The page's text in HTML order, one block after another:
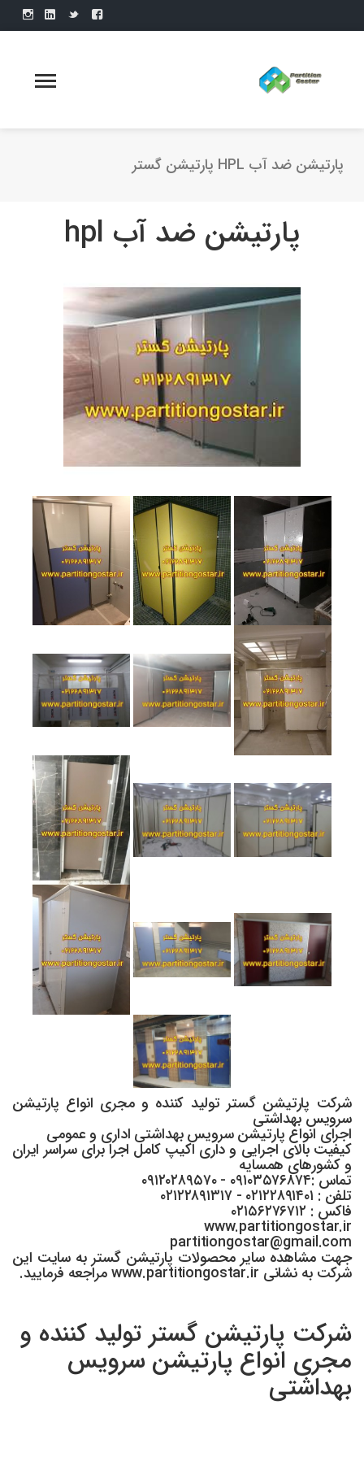
پارتیشن ضد آب HPL پارتیشن گستر
پارتیشن ضد آب hpl
شرکت پارتیشن گستر تولید کننده و مجری انواع پارتیشن
سرویس بهداشتی
اجرای انواع پارتیشن سرویس بهداشتی اداری و عمومی
کیفیت بالای اجرایی و داری اکیپ کامل اجرا برای سراسر ایران
و کشورهای همسایه
تماس :۰۹۱۰۳۵۷۶۸۷۴ - ۰۹۱۲۰۲۸۹۵۷۰
تلفن : ۰۲۱۲۲۸۹۱۴۰۱ - ۰۲۱۲۲۸۹۱۳۱۷
فاکس : ۰۲۱۵۶۲۷۶۷۱۲
www.partitiongostar.ir
partitiongostar@gmail.com
جهت مشاهده سایر محصولات پارتیشن گستر به سایت این
شرکت به نشانی www.partitiongostar.ir مراجعه فرمایید.
شرکت پارتیشن گستر تولید کننده و
مجری انواع پارتیشن سرویس
بهداشتی